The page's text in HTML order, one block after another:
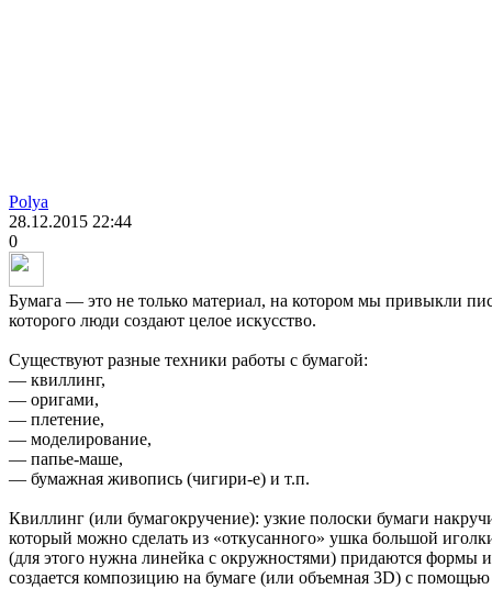
Polya
28.12.2015 22:44
0
Бумага — это не только материал, на котором мы привыкли
которого люди создают целое искусство.
Существуют разные техники работы с бумагой:
— квиллинг,
— оригами,
— плетение,
— моделирование,
— папье-маше,
— бумажная живопись (чигири-е) и т.п.
Квиллинг (или бумагокручение): узкие полоски бумаги
который можно сделать из «откусанного» ушка большой
(для этого нужна линейка с окружностями) придаются формы
создается композицию на бумаге (или объемная 3D) с